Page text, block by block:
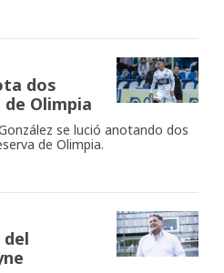
dos
Olimpia
se lució anotando dos
de Olimpia.